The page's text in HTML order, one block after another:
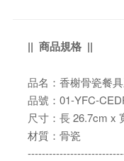
|| 商品規格 ||
品名：香榭骨瓷餐
品號：01-YFC-
尺寸：長 26.7cm x
材質：骨瓷